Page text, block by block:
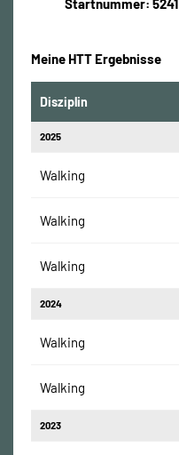
Startnummer: 5241
Meine HTT Ergebnisse
Disziplin
2025
Walking
Walking
Walking
2024
Walking
Walking
2023